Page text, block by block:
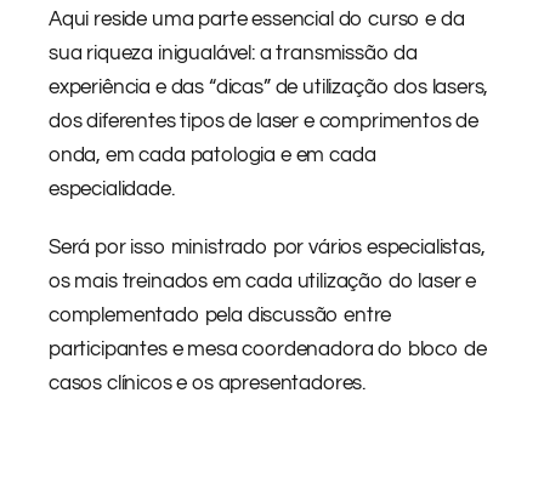
Aqui reside uma parte essencial do curso e da
sua riqueza inigualável: a transmissão da
experiência e das “dicas” de utilização dos lasers,
dos diferentes tipos de laser e comprimentos de
onda, em cada patologia e em cada
especialidade.
Será por isso ministrado por vários especialistas,
os mais treinados em cada utilização do laser e
complementado pela discussão entre
participantes e mesa coordenadora do bloco de
casos clínicos e os apresentadores.